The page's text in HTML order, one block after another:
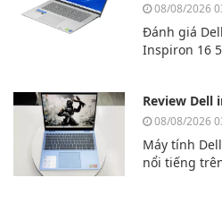
08/08/2026
Đánh giá
Inspiron 16
cao và đa
Review Dell
08/08/2026
Máy tính
nổi tiếng